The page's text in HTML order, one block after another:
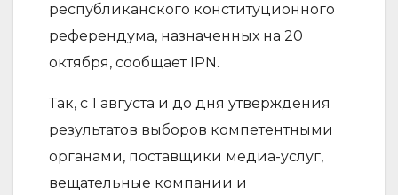
республиканского конституционного
референдума, назначенных на 20
октября, сообщает IPN.
Так, с 1 августа и до дня утверждения
результатов выборов компетентными
органами, поставщики медиа-услуг,
вещательные компании и